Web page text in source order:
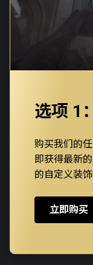
选项 1
购买我们的
即获得最新
的自定义装饰
立即购买